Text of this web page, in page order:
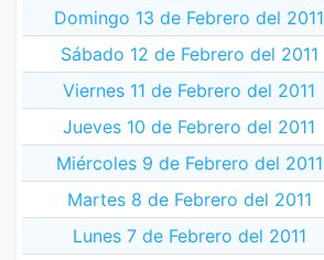
Domingo 13 de Febrero del 2011
Sábado 12 de Febrero del 2011
Viernes 11 de Febrero del 2011
Jueves 10 de Febrero del 2011
Miércoles 9 de Febrero del 2011
Martes 8 de Febrero del 2011
Lunes 7 de Febrero del 2011